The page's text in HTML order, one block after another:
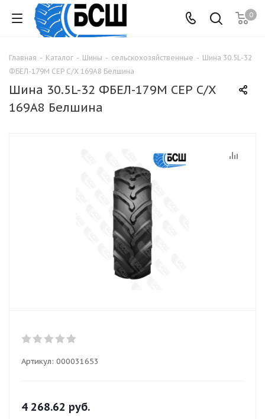
0
Главная - Каталог - Шины - сельскохозяйственные - Шина 30.5L-32
ФБЕЛ-179М СЕР С/Х 169A8 Белшина
Шина 30.5L-32 ФБЕЛ-179М СЕР С/Х
169A8 Белшина
Артикул: 000031653
4 268.62 руб.